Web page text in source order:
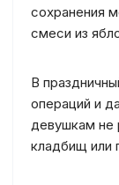
сохранения
смеси из
В
операций и
девушкам не
кладбищ или